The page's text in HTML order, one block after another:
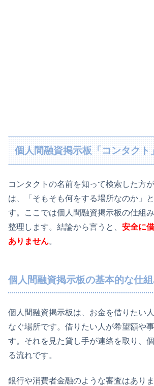
個人間融資掲示板「コンタクト
コンタクトの名前を知って検索した方
は、「そもそも何をする場所なのか」
す。ここでは個人間融資掲示板の仕組
整理します。結論から言うと、 安全に
ありません。
個人間融資掲示板の基本的な仕組
個人間融資掲示板は、お金を借りたい
なぐ場所です。借りたい人が希望額や
す。それを見た貸し手が連絡を取り、
る流れです。
銀行や消費者金融のような審査はあり